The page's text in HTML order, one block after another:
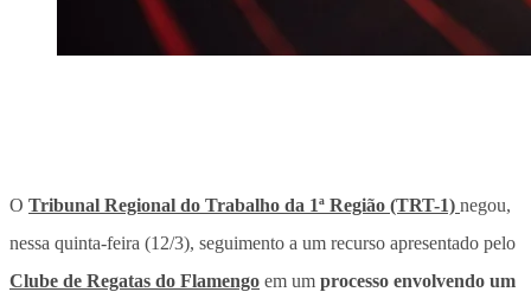
O Tribunal Regional do Trabalho da 1ª Região (TRT-1) negou,
nessa quinta-feira (12/3), seguimento a um recurso apresentado pelo
Clube de Regatas do Flamengo em um processo envolvendo um